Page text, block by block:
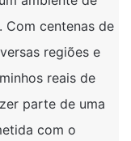
centenas de
regiões e
reais de
parte de uma
com o